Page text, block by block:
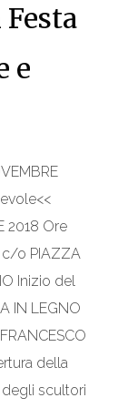
e
2018 Ore
c/o PIAZZA
Inizio del
IN LEGNO
della
degli scultori